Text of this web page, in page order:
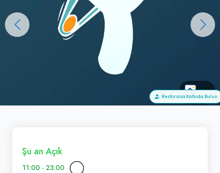
+0
Restorana Katkıda Bulun
Şu an Açık
11:00 - 23:00